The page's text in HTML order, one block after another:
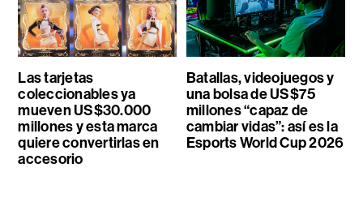
Las tarjetas
coleccionables ya
mueven US$30.000
millones y esta marca
quiere convertirlas en
accesorio
Batallas, videojuegos y
una bolsa de US$75
millones “capaz de
cambiar vidas”: así es la
Esports World Cup 2026